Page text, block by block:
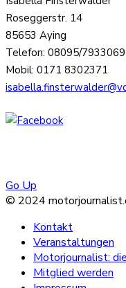
Roseggerstr. 14
85653 Aying
Telefon: 08095/7933069
Mobil: 0171 8302371
Go Up
© 2024
Kontakt
Veranstaltungen
Motorjournalist:
Mitglied werden